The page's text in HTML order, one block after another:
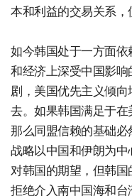
本和利益的交易关系，
如今韩国处于一方面
和经济上深受中国影
剧，美国优先主义倾
去。如果韩国满足于在
那么同盟信赖的基础
战略以中国和伊朗为
对韩国的期望，但韩国
拒绝介入南中国海和